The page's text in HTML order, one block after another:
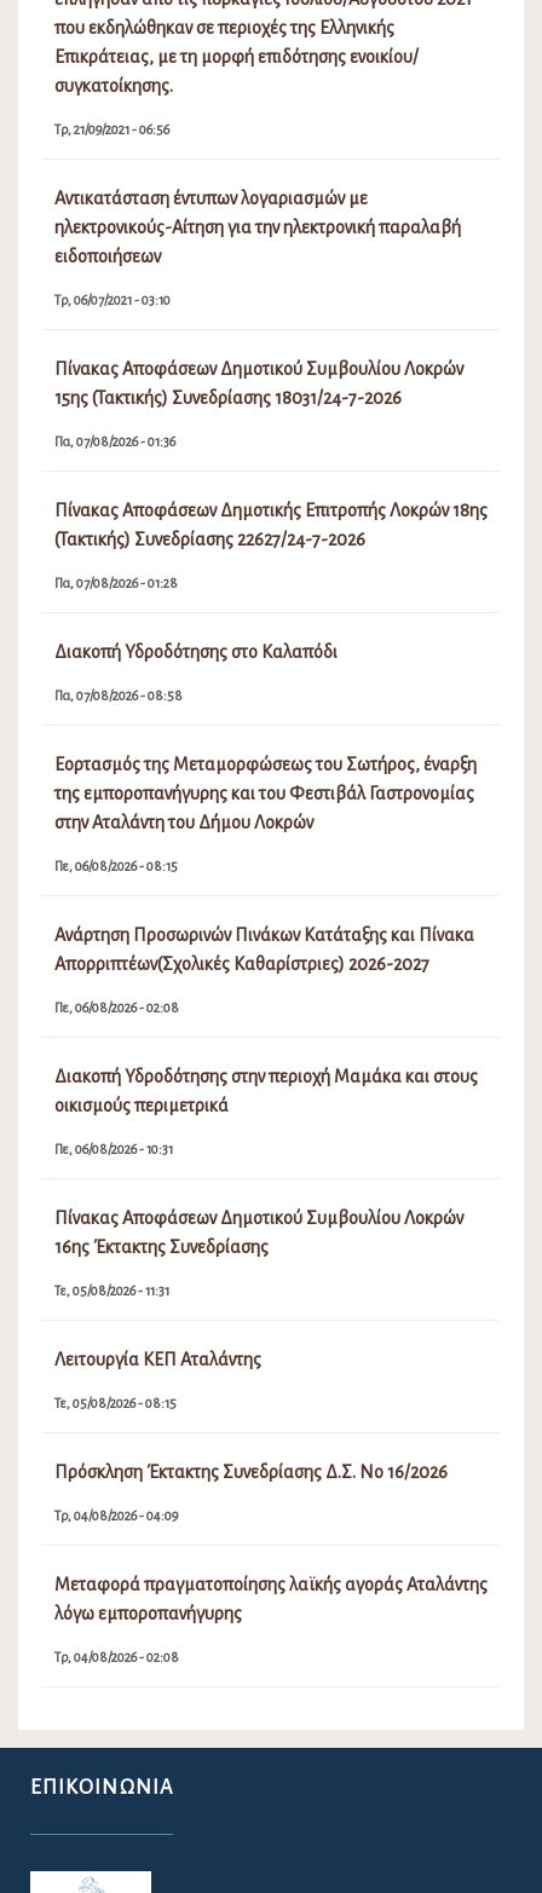
που εκδηλώθηκαν σε περιοχές της Ελληνικής
Επικράτειας, με τη μορφή επιδότησης ενοικίου/
συγκατοίκησης.
Τρ, 21/09/2021 - 06:56
Αντικατάσταση έντυπων λογαριασμών με
ηλεκτρονικούς-Αίτηση για την ηλεκτρονική παραλαβή
ειδοποιήσεων
Τρ, 06/07/2021 - 03:10
Πίνακας Αποφάσεων Δημοτικού Συμβουλίου Λοκρών
15ης (Τακτικής) Συνεδρίασης 18031/24-7-2026
Πα, 07/08/2026 - 01:36
Πίνακας Αποφάσεων Δημοτικής Επιτροπής Λοκρών 18ης
(Τακτικής) Συνεδρίασης 22627/24-7-2026
Πα, 07/08/2026 - 01:28
Διακοπή Υδροδότησης στο Καλαπόδι
Πα, 07/08/2026 - 08:58
Εορτασμός της Μεταμορφώσεως του Σωτήρος, έναρξη
της εμποροπανήγυρης και του Φεστιβάλ Γαστρονομίας
στην Αταλάντη του Δήμου Λοκρών
Πε, 06/08/2026 - 08:15
Ανάρτηση Προσωρινών Πινάκων Κατάταξης και Πίνακα
Απορριπτέων(Σχολικές Καθαρίστριες) 2026-2027
Πε, 06/08/2026 - 02:08
Διακοπή Υδροδότησης στην περιοχή Μαμάκα και στους
οικισμούς περιμετρικά
Πε, 06/08/2026 - 10:31
Πίνακας Αποφάσεων Δημοτικού Συμβουλίου Λοκρών
16ης Έκτακτης Συνεδρίασης
Τε, 05/08/2026 - 11:31
Λειτουργία ΚΕΠ Αταλάντης
Τε, 05/08/2026 - 08:15
Πρόσκληση Έκτακτης Συνεδρίασης Δ.Σ. Νο 16/2026
Τρ, 04/08/2026 - 04:09
Μεταφορά πραγματοποίησης λαϊκής αγοράς Αταλάντης
λόγω εμποροπανήγυρης
Τρ, 04/08/2026 - 02:08
ΕΠΙΚΟΙΝΩΝΊΑ